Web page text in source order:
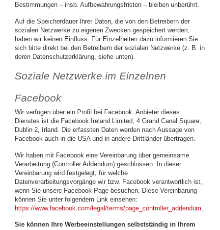
Bestimmungen – insb. Aufbewahrungsfristen – bleiben unberührt.
Auf die Speicherdauer Ihrer Daten, die von den Betreibern der
sozialen Netzwerke zu eigenen Zwecken gespeichert werden,
haben wir keinen Einfluss. Für Einzelheiten dazu informieren Sie
sich bitte direkt bei den Betreibern der sozialen Netzwerke (z. B. in
deren Datenschutzerklärung, siehe unten).
Soziale Netzwerke im Einzelnen
Facebook
Wir verfügen über ein Profil bei Facebook. Anbieter dieses
Dienstes ist die Facebook Ireland Limited, 4 Grand Canal Square,
Dublin 2, Irland. Die erfassten Daten werden nach Aussage von
Facebook auch in die USA und in andere Drittländer übertragen.
Wir haben mit Facebook eine Vereinbarung über gemeinsame
Verarbeitung (Controller Addendum) geschlossen. In dieser
Vereinbarung wird festgelegt, für welche
Datenverarbeitungsvorgänge wir bzw. Facebook verantwortlich ist,
wenn Sie unsere Facebook-Page besuchen. Diese Vereinbarung
können Sie unter folgendem Link einsehen:
https://www.facebook.com/legal/terms/page_controller_addendum
Sie können Ihre Werbeeinstellungen selbstständig in Ihrem